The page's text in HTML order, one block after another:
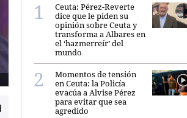
Ceuta: Pérez-Reverte
dice que le piden su
opinión sobre Ceuta y
transforma a Albares en
el ‘hazmerreír’ del
mundo
Momentos de tensión
en Ceuta: la Policía
evacúa a Alvise Pérez
para evitar que sea
agredido